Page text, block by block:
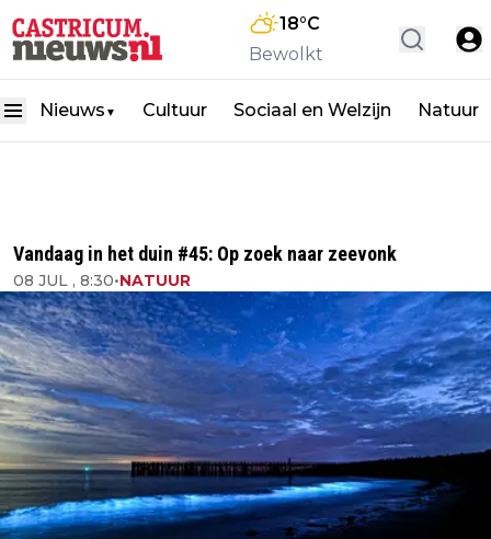
18°C
Bewolkt
Nieuws ▼ Cultuur Sociaal en Welzijn Natuur
Vandaag in het duin #45: Op zoek naar zeevonk
08 JUL , 8:30•NATUUR